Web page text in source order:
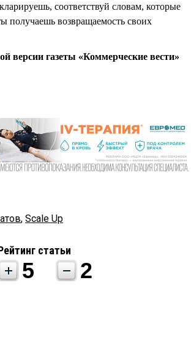
соответствуй словам, которые
получаешь возвращаемость своих
версии газеты «Коммерческие вести»
, Scale Up
статьи
5 2